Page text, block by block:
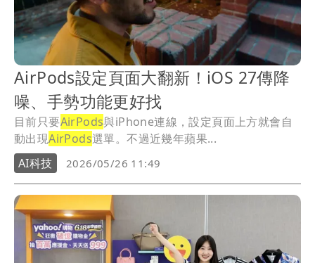
AirPods設定頁面大翻新！iOS 27傳降
噪、手勢功能更好找
目前只要AirPods與iPhone連線，設定頁面上方就會自
動出現AirPods選單。不過近幾年蘋果...
AI科技
2026/05/26 11:49